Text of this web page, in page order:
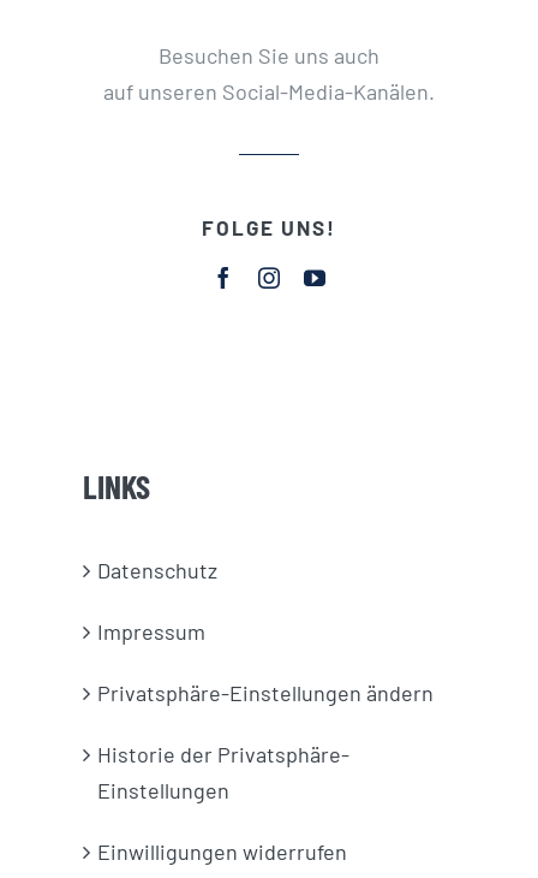
Besuchen Sie uns auch
auf unseren Social-Media-Kanälen.
FOLGE UNS!
LINKS
Datenschutz
Impressum
Privatsphäre-Einstellungen ändern
Historie der Privatsphäre-
Einstellungen
Einwilligungen widerrufen